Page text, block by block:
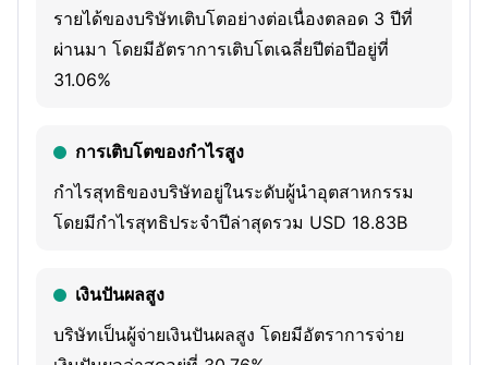
Consumer segment serves consumers and includes do-it-
yourself and assisted TurboTax income tax preparation
products and services sold in the United States and
a personal finance platform that provides personalized
personal loan, and insurance products. Its ProTax
segment serves professional accountants in the United
รายได้ของบริษัทเติบโตอย่างต่อเนื่องตลอด 3 ปีที่
ผ่านมา โดยมีอัตราการเติบโตเฉลี่ยปีต่อปีอยู่ที่
31.06%
การเติบโตของกำไรสูง
กำไรสุทธิของบริษัทอยู่ในระดับผู้นำอุตสาหกรรม
โดยมีกำไรสุทธิประจำปีล่าสุดรวม USD 18.83B
เงินปันผลสูง
บริษัทเป็นผู้จ่ายเงินปันผลสูง โดยมีอัตราการจ่าย